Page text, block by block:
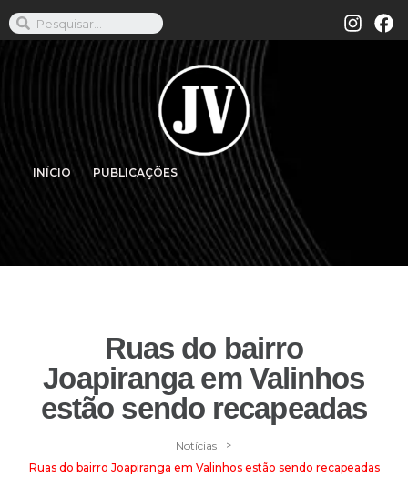
INÍCIO PUBLICAÇÕES
Ruas do bairro
Joapiranga em Valinhos
estão sendo recapeadas
Notícias >
Ruas do bairro Joapiranga em Valinhos estão sendo recapeadas